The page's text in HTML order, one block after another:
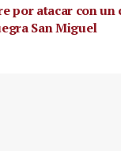
por atacar con un
San Miguel